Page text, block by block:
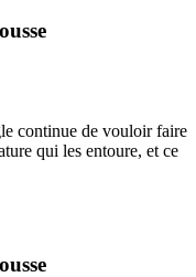
continue de vouloir faire
qui les entoure, et ce